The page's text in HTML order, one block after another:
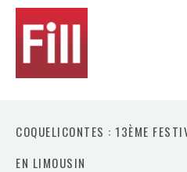
COQUELICONTES : 13ÈME
EN LIMOUSIN